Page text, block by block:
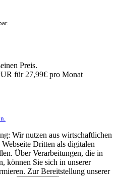
Preis.
für 27,99€ pro Monat
Wir nutzen aus wirtschaftlichen
Dritten als digitalen
Über Verarbeitungen, die in
können Sie sich in unserer
Zur Bereitstellung unserer